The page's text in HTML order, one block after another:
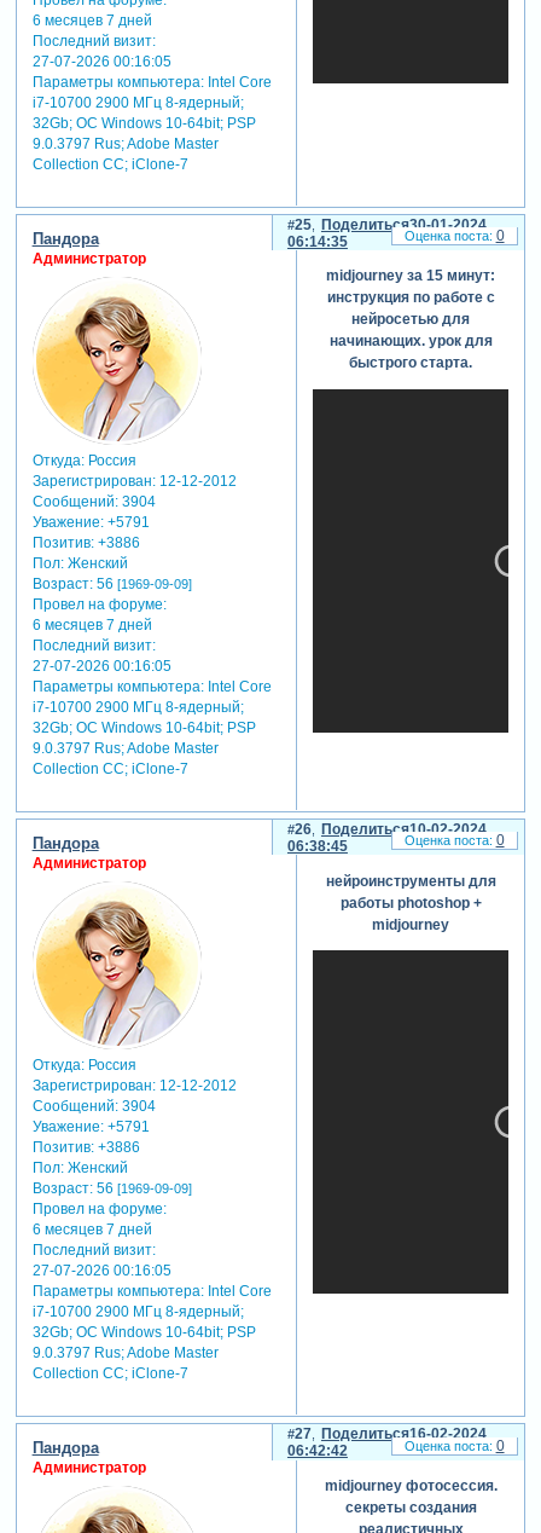
6 месяцев 7 дней
Последний визит:
27-07-2026 00:16:05
Параметры компьютера:Intel Core
i7-10700 2900 МГц 8-ядерный;
32Gb; ОС Windows 10-64bit; PSP
9.0.3797 Rus; Adobe Master
Collection СС; iClone-7
Поделиться
25
30-01-2024
06:14:35
Пандора
Администратор
Откуда:Россия
Зарегистрирован: 12-12-2012
Сообщений:3904
Уважение: +5791
Позитив: +3886
Пол:Женский
Возраст:56 [1969-09-09]
Провел на форуме:
6 месяцев 7 дней
Последний визит:
27-07-2026 00:16:05
Параметры компьютера:Intel Core
i7-10700 2900 МГц 8-ядерный;
32Gb; ОС Windows 10-64bit; PSP
9.0.3797 Rus; Adobe Master
Collection СС; iClone-7
midjourney за 15 минут:
инструкция по работе с
нейросетью для
начинающих. урок для
быстрого старта.
0
Поделиться
26
10-02-2024
06:38:45
Пандора
Администратор
Откуда:Россия
Зарегистрирован: 12-12-2012
Сообщений:3904
Уважение: +5791
Позитив: +3886
Пол:Женский
Возраст:56 [1969-09-09]
Провел на форуме:
6 месяцев 7 дней
Последний визит:
27-07-2026 00:16:05
Параметры компьютера:Intel Core
i7-10700 2900 МГц 8-ядерный;
32Gb; ОС Windows 10-64bit; PSP
9.0.3797 Rus; Adobe Master
Collection СС; iClone-7
нейроинструменты для
работы photoshop +
midjourney
0
Поделиться
27
16-02-2024
06:42:42
Пандора
Администратор
midjourney фотосессия.
секреты создания
реалистичных
0